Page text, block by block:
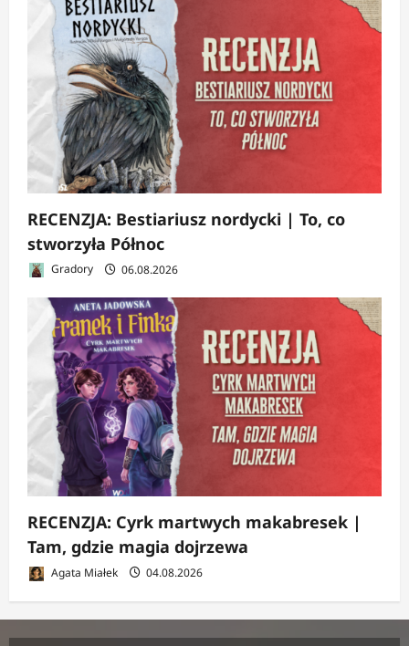
RECENZJA: Bestiariusz nordycki | To, co
stworzyła Północ
Gradory 06.08.2026
RECENZJA: Cyrk martwych makabresek |
Tam, gdzie magia dojrzewa
Agata Miałek 04.08.2026